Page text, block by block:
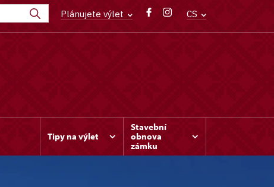
Plánujete výlet CS
Tipy na výlet
Stavební
obnova
zámku